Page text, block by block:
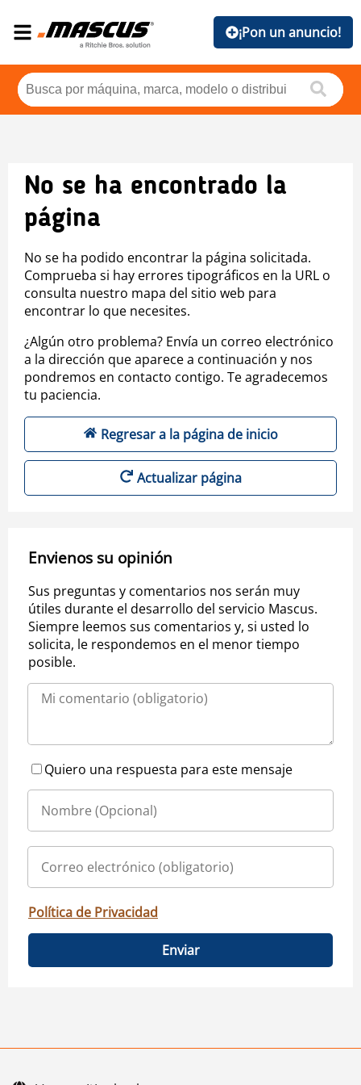
¡Pon un anuncio!
No se ha encontrado la
página
No se ha podido encontrar la página solicitada.
Comprueba si hay errores tipográficos en la URL o
consulta nuestro mapa del sitio web para
encontrar lo que necesites.
¿Algún otro problema? Envía un correo electrónico
a la dirección que aparece a continuación y nos
pondremos en contacto contigo. Te agradecemos
tu paciencia.
Regresar a la página de inicio
Actualizar página
Envienos su opinión
Sus preguntas y comentarios nos serán muy
útiles durante el desarrollo del servicio Mascus.
Siempre leemos sus comentarios y, si usted lo
solicita, le respondemos en el menor tiempo
posible.
Quiero una respuesta para este mensaje
Política de Privacidad
Enviar